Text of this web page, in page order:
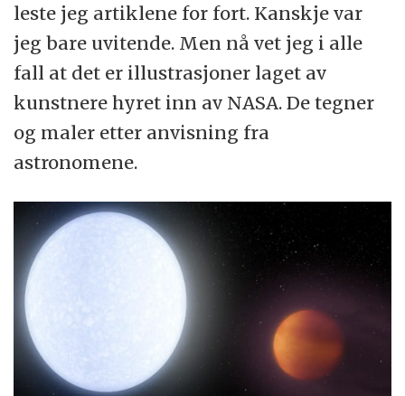
leste jeg artiklene for fort. Kanskje var
jeg bare uvitende. Men nå vet jeg i alle
fall at det er illustrasjoner laget av
kunstnere hyret inn av NASA. De tegner
og maler etter anvisning fra
astronomene.